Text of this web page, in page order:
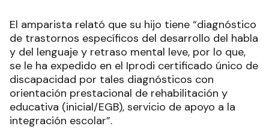
El amparista relató que su hijo tiene “diagnóstico
de trastornos específicos del desarrollo del habla
y del lenguaje y retraso mental leve, por lo que,
se le ha expedido en el Iprodi certificado único de
discapacidad por tales diagnósticos con
orientación prestacional de rehabilitación y
educativa (inicial/EGB), servicio de apoyo a la
integración escolar”.